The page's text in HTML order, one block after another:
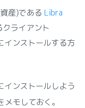
産)である Libra
ライアント
インストールする方
インストールしよう
モしておく。